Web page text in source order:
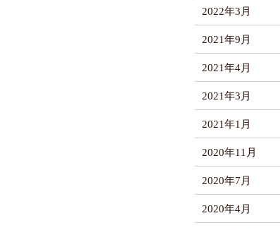
2022年3月
2021年9月
2021年4月
2021年3月
2021年1月
2020年11月
2020年7月
2020年4月